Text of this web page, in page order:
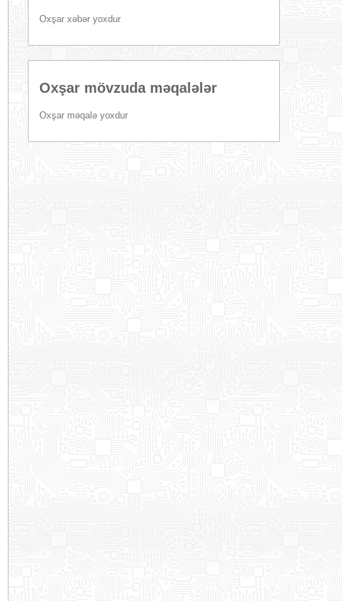
Oxşar xəbər yoxdur
Oxşar mövzuda məqalələr
Oxşar məqalə yoxdur